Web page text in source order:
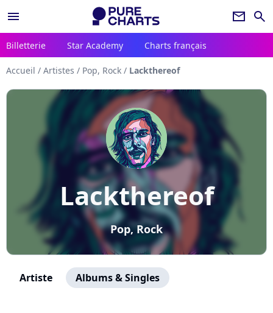
menu newsletter search
Billetterie Star Academy Charts français
Accueil / Artistes / Pop, Rock / Lackthereof
Lackthereof
Pop, Rock
Artiste Albums & Singles